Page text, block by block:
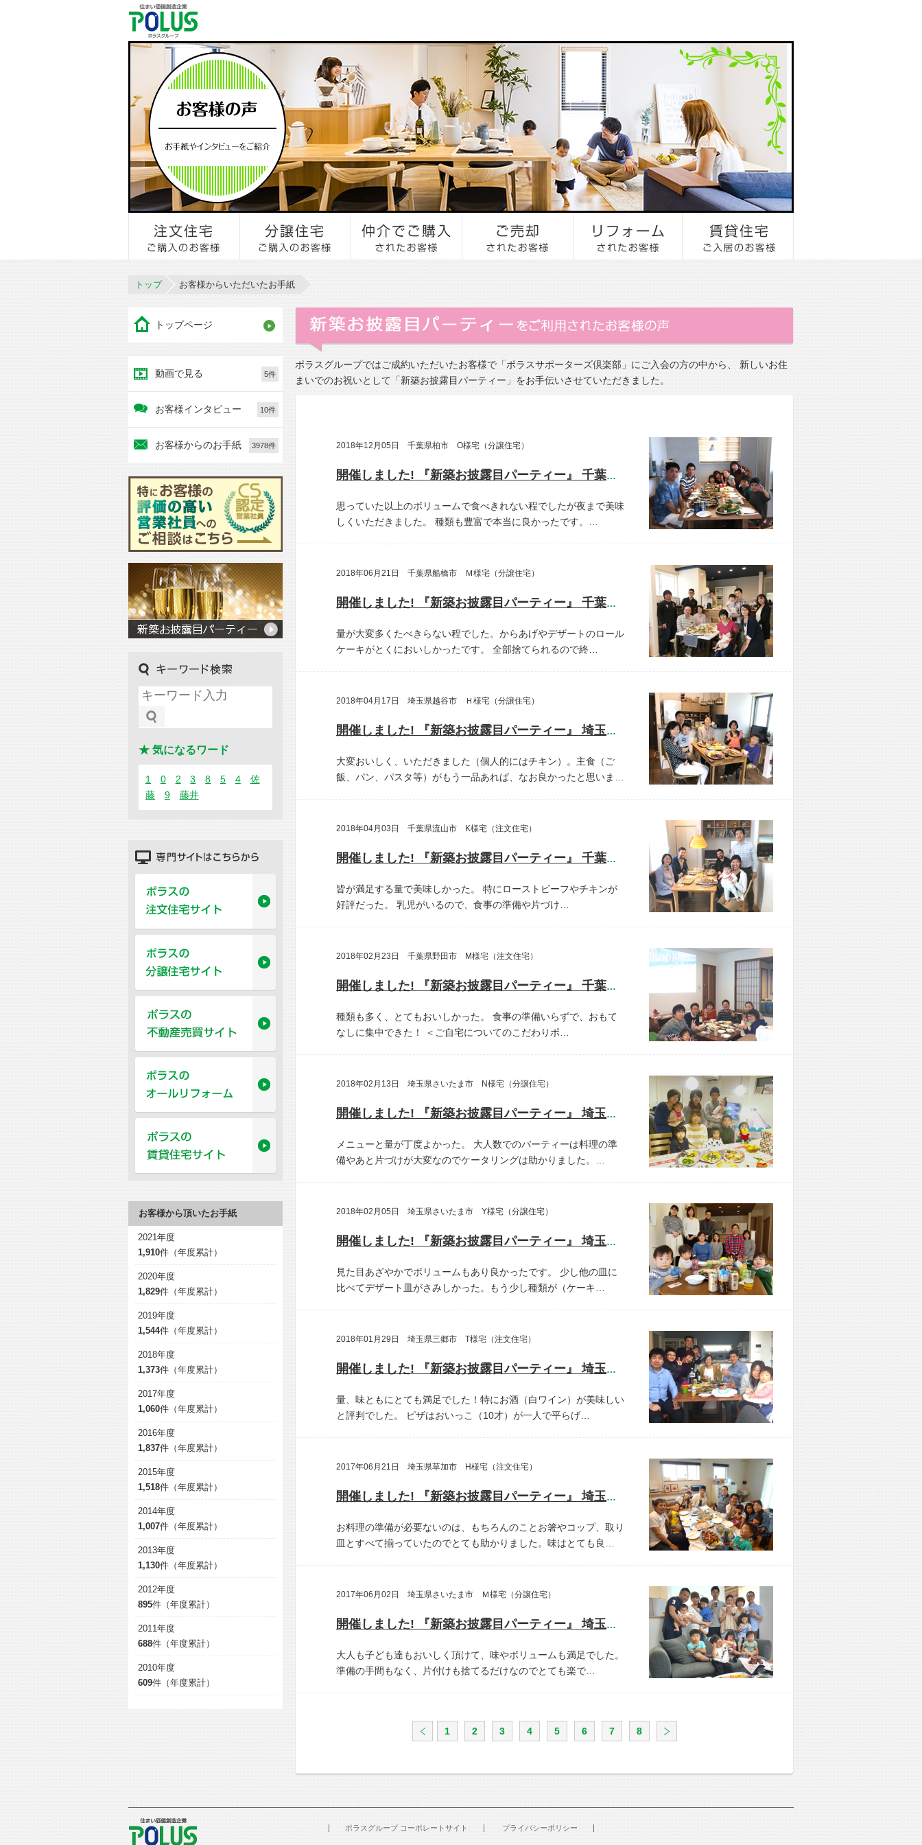
トップ お客様からいただいたお手紙
ポラスグループではご成約いただいたお客様で「ポラスサポーターズ倶楽部」にご入会の方の中から、 新しいお住
まいでのお祝いとして「新築お披露目パーティー」をお手伝いさせていただきました。
2018年12月05日 千葉県柏市 O様宅（分譲住宅）
開催しました! 『新築お披露目パーティー』 千葉県柏市 O様宅
思っていた以上のボリュームで食べきれない程でしたが夜まで美味
しくいただきました。
種類も豊富で本当に良かったです。…
2018年06月21日 千葉県船橋市 Ｍ様宅（分譲住宅）
開催しました! 『新築お披露目パーティー』 千葉県船橋市 M様宅
量が大変多くたべきらない程でした。からあげやデザートのロール
ケーキがとくにおいしかったです。
全部捨てられるので終…
2018年04月17日 埼玉県越谷市 Ｈ様宅（分譲住宅）
開催しました! 『新築お披露目パーティー』 埼玉県越谷市 H様宅
大変おいしく、いただきました（個人的にはチキン）。主食（ご
飯、パン、パスタ等）がもう一品あれば、なお良かったと思いま…
2018年04月03日 千葉県流山市 K様宅（注文住宅）
開催しました! 『新築お披露目パーティー』 千葉県流山市 K様宅
皆が満足する量で美味しかった。
特にローストビーフやチキンが
好評だった。
乳児がいるので、食事の準備や片づけ…
2018年02月23日 千葉県野田市 M様宅（注文住宅）
開催しました! 『新築お披露目パーティー』 千葉県野田市 M様宅
種類も多く、とてもおいしかった。
食事の準備いらずで、おもて
なしに集中できた！
＜ご自宅についてのこだわりポ…
2018年02月13日 埼玉県さいたま市 N様宅（分譲住宅）
開催しました! 『新築お披露目パーティー』 埼玉県さいたま市 N様宅
メニューと量が丁度よかった。
大人数でのパーティーは料理の準
備やあと片づけが大変なのでケータリングは助かりました。…
2018年02月05日 埼玉県さいたま市 Y様宅（分譲住宅）
開催しました! 『新築お披露目パーティー』 埼玉県さいたま市 Y様宅
見た目あざやかでボリュームもあり良かったです。
少し他の皿に
比べてデザート皿がさみしかった。もう少し種類が（ケーキ…
2018年01月29日 埼玉県三郷市 T様宅（注文住宅）
開催しました! 『新築お披露目パーティー』 埼玉県三郷市 T様宅
量、味ともにとても満足でした！特にお酒（白ワイン）が美味しい
と評判でした。
ピザはおいっこ（10才）が一人で平らげ…
2017年06月21日 埼玉県草加市 H様宅（注文住宅）
開催しました! 『新築お披露目パーティー』 埼玉県草加市 H様宅
お料理の準備が必要ないのは、もちろんのことお箸やコップ、取り
皿とすべて揃っていたのでとても助かりました。味はとても良…
2017年06月02日 埼玉県さいたま市 Ｍ様宅（分譲住宅）
開催しました! 『新築お披露目パーティー』 埼玉県さいたま市 Y様宅
大人も子ども達もおいしく頂けて、味やボリュームも満足でした。
準備の手間もなく、片付けも捨てるだけなのでとても楽で…
1 2 3 4 5 6 7 8
トップページ
動画で見る 5件
お客様インタビュー 10件
お客様からのお手紙 3978件
★ 気になるワード
1 0 2 3 8 5 4
佐
藤
9 藤井
お客様から頂いたお手紙
2021年度
1,910件（年度累計）
2020年度
1,829件（年度累計）
2019年度
1,544件（年度累計）
2018年度
1,373件（年度累計）
2017年度
1,060件（年度累計）
2016年度
1,837件（年度累計）
2015年度
1,518件（年度累計）
2014年度
1,007件（年度累計）
2013年度
1,130件（年度累計）
2012年度
895件（年度累計）
2011年度
688件（年度累計）
2010年度
609件（年度累計）
ポラスグループ コーポレートサイト
プライバシーポリシー